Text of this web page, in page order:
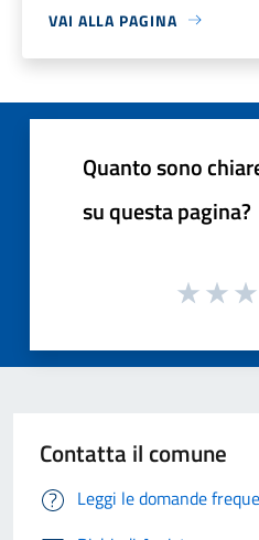
VAI ALLA PAGINA
Quanto sono
su questa pagina?
Contatta il comune
Leggi le domande